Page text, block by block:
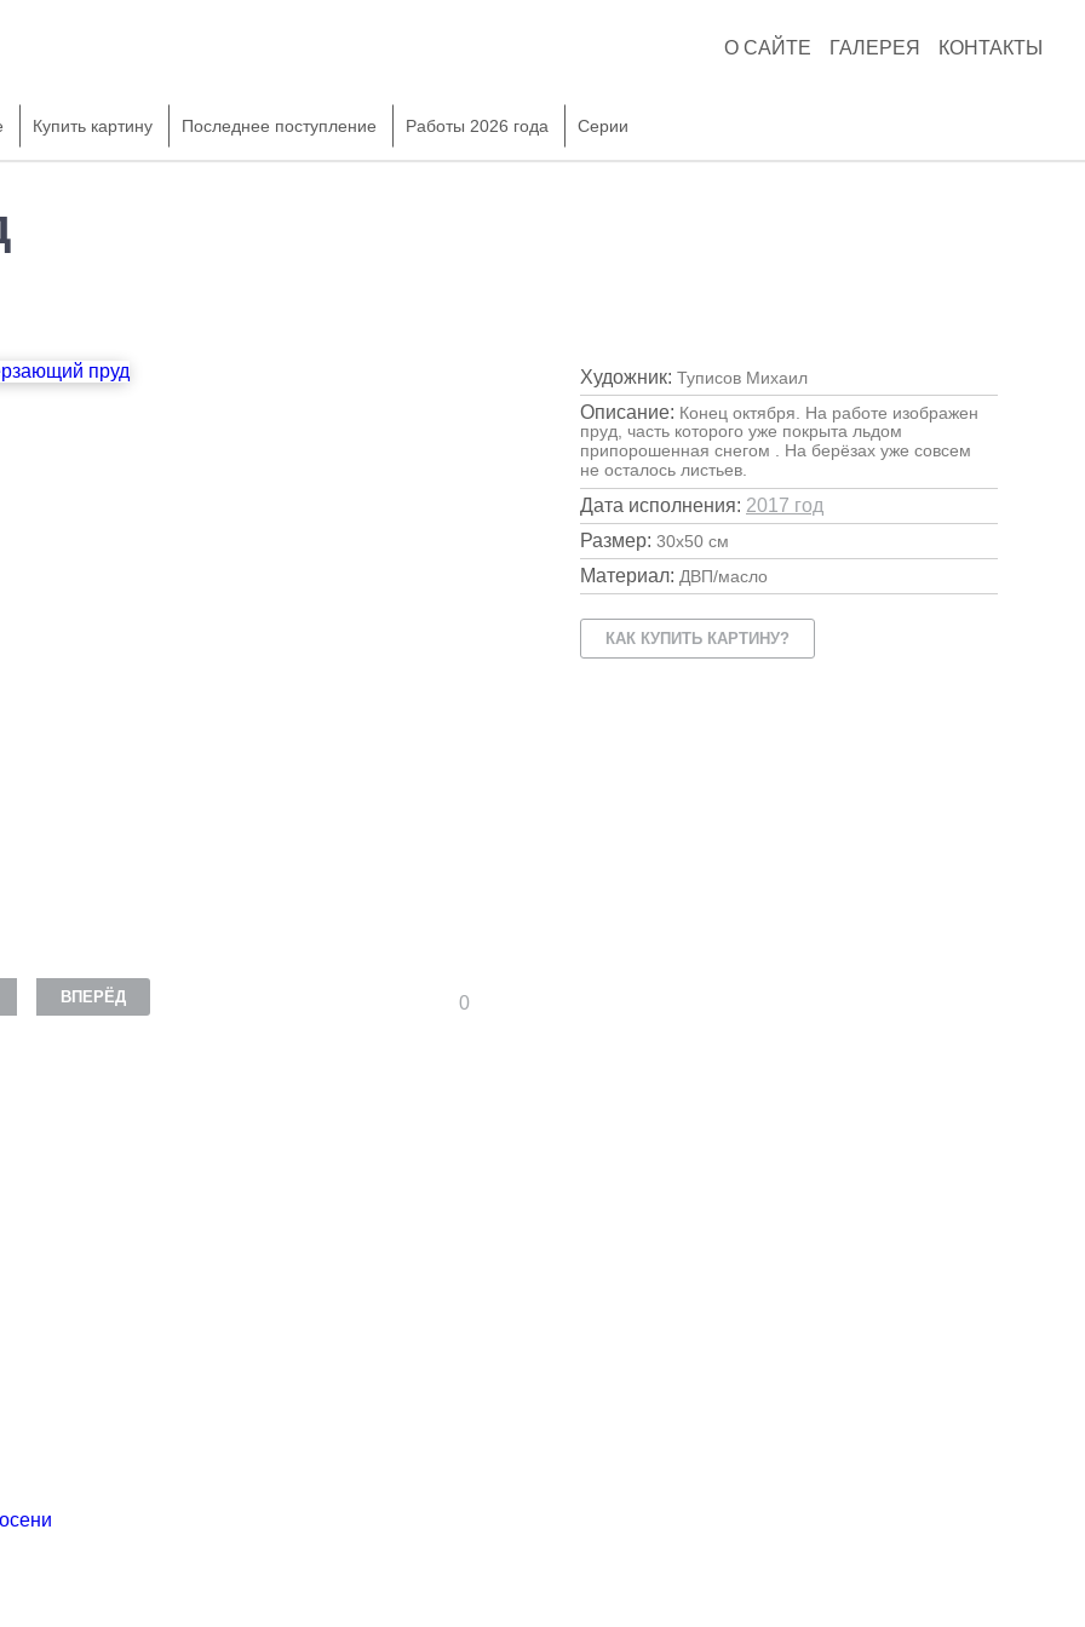
О САЙТЕ ГАЛЕРЕЯ КОНТАКТЫ
Купить картину Последнее поступление Работы 2026 года Серии
ВПЕРЁД 0
Художник: Туписов Михаил
Описание: Конец октября. На работе изображен
пруд, часть которого уже покрыта льдом
припорошенная снегом . На берёзах уже совсем
не осталось листьев.
Дата исполнения: 2017 год
Размер: 30х50 см
Материал: ДВП/масло
КАК КУПИТЬ КАРТИНУ?